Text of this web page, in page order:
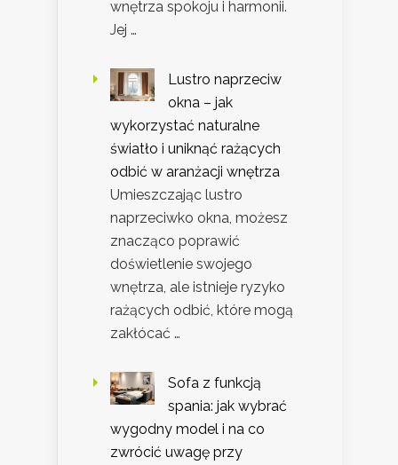
wnętrza spokoju i harmonii.
Jej …
Lustro naprzeciw
okna – jak
wykorzystać naturalne
światło i uniknąć rażących
odbić w aranżacji wnętrza
Umieszczając lustro
naprzeciwko okna, możesz
znacząco poprawić
doświetlenie swojego
wnętrza, ale istnieje ryzyko
rażących odbić, które mogą
zakłócać …
Sofa z funkcją
spania: jak wybrać
wygodny model i na co
zwrócić uwagę przy